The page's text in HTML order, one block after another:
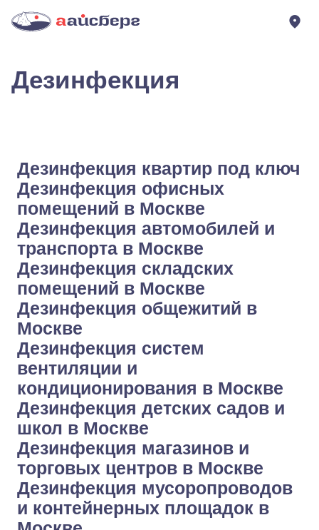
Дезинфекция
Дезинфекция квартир под ключ
Дезинфекция офисных
помещений в Москве
Дезинфекция автомобилей и
транспорта в Москве
Дезинфекция складских
помещений в Москве
Дезинфекция общежитий в
Москве
Дезинфекция систем
вентиляции и
кондиционирования в Москве
Дезинфекция детских садов и
школ в Москве
Дезинфекция магазинов и
торговых центров в Москве
Дезинфекция мусоропроводов
и контейнерных площадок в